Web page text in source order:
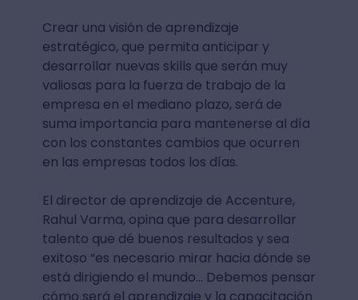
Crear una visión de aprendizaje
estratégico, que permita anticipar y
desarrollar nuevas skills que serán muy
valiosas para la fuerza de trabajo de la
empresa en el mediano plazo, será de
suma importancia para mantenerse al día
con los constantes cambios que ocurren
en las empresas todos los días.
El director de aprendizaje de Accenture,
Rahul Varma, opina que para desarrollar
talento que dé buenos resultados y sea
exitoso “es necesario mirar hacia dónde se
está dirigiendo el mundo… Debemos pensar